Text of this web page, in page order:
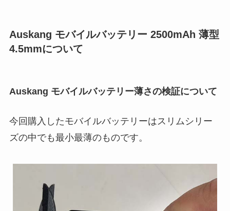
Auskang モバイルバッテリー 2500mAh 薄型
4.5mmについて
Auskang モバイルバッテリー薄さの検証について
今回購入したモバイルバッテリーはスリムシリー
ズの中でも最小最薄のものです。